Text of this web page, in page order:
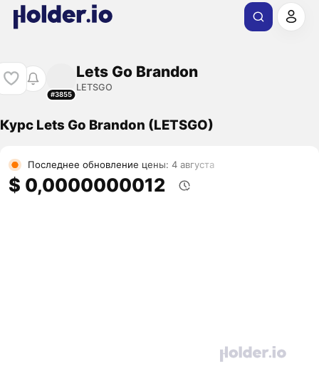
#3855
Lets Go Brandon
LETSGO
Курс Lets Go Brandon (LETSGO)
Последнее обновление цены: 4 августа
$ 0,0000000012